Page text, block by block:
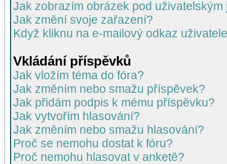
Jak zobrazím obrázek pod uživatelským
Jak změní svoje zařazení?
Když kliknu na e-mailový odkaz
Vkládání příspěvků
Jak vložím téma do fóra?
Jak změním nebo smažu příspěvek?
Jak přidám podpis k mému příspěvku?
Jak vytvořím hlasování?
Jak změním nebo smažu hlasování?
Proč se nemohu dostat k fóru?
Proč nemohu hlasovat v anketě?